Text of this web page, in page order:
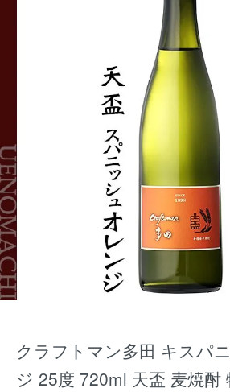
クラフトマン多田 キスパ
ジ 25度 720ml 天盃 麦焼酎